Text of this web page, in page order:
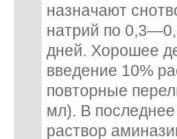
назначают
натрий по
дней. Хорошее
введение 10%
повторные
мл). В
раствор